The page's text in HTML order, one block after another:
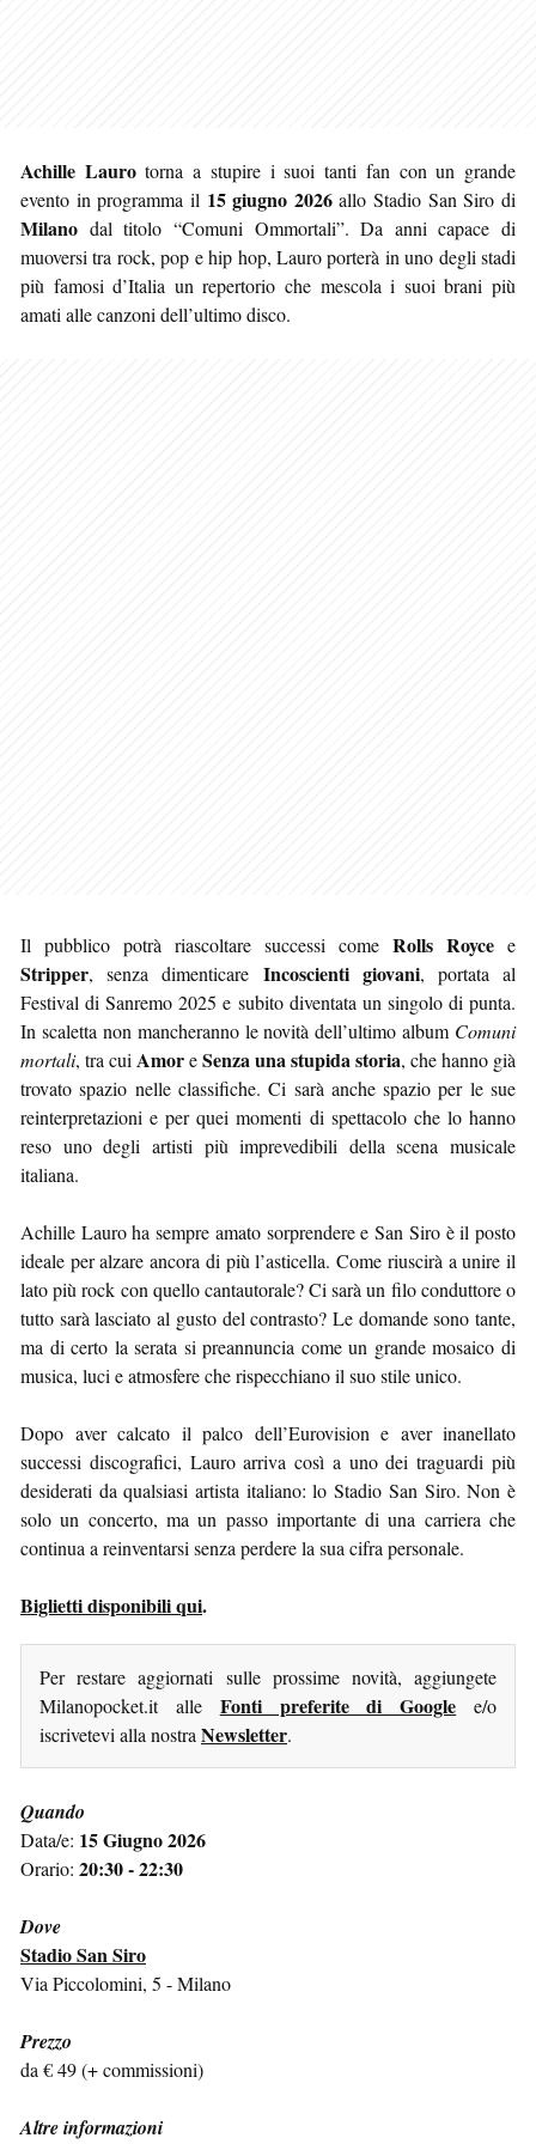
Achille Laurotorna a stupire i suoi tanti fan con un grande
evento in programma il 15 giugno 2026allo Stadio San Siro di
Milano dal titolo “Comuni Ommortali”. Da anni capace di
muoversi tra rock, pop e hip hop, Lauro porterà in uno degli stadi
più famosi d’Italia un repertorio che mescola i suoi brani più
amati alle canzoni dell’ultimo disco.
Il pubblico potrà riascoltare successi come Rolls Royce e
Stripper, senza dimenticare Incoscienti giovani, portata al
Festival di Sanremo 2025 e subito diventata un singolo di punta.
In scaletta non mancheranno le novità dell’ultimo album Comuni
mortali, tra cui AmoreSenza una stupida storia, che hanno già
trovato spazio nelle classifiche. Ci sarà anche spazio per le sue
reinterpretazioni e per quei momenti di spettacolo che lo hanno
reso uno degli artisti più imprevedibili della scena musicale
italiana.
Achille Lauro ha sempre amato sorprendere e San Siro è il posto
ideale per alzare ancora di più l’asticella. Come riuscirà a unire il
lato più rock con quello cantautorale? Ci sarà un filo conduttore o
tutto sarà lasciato al gusto del contrasto? Le domande sono tante,
ma di certo la serata si preannuncia come un grande mosaico di
musica, luci e atmosfere che rispecchiano il suo stile unico.
Dopo aver calcato il palco dell’Eurovision e aver inanellato
successi discografici, Lauro arriva così a uno dei traguardi più
desiderati da qualsiasi artista italiano: lo Stadio San Siro. Non è
solo un concerto, ma un passo importante di una carriera che
continua a reinventarsi senza perdere la sua cifra personale.
Biglietti disponibili qui.
Per restare aggiornati sulle prossime novità, aggiungete
Milanopocket.it alle Fonti preferite di Google e/o
iscrivetevi alla nostra Newsletter.
Quando
Data/e: 15 Giugno 2026
Orario: 20:30 - 22:30
Dove
Stadio San Siro
Via Piccolomini, 5 - Milano
Prezzo
da € 49 (+ commissioni)
Altre informazioni